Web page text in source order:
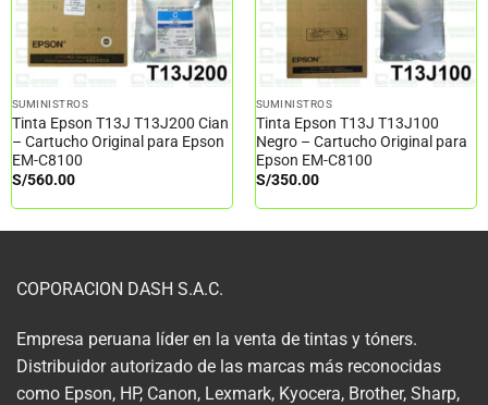
SUMINISTROS
Tinta Epson T13J T13J200 Cian
– Cartucho Original para Epson
EM-C8100
S/560.00
SUMINISTROS
Tinta Epson T13J T13J100
Negro – Cartucho Original para
Epson EM-C8100
S/350.00
COPORACION DASH S.A.C.
Empresa peruana líder en la venta de tintas y tóners.
Distribuidor autorizado de las marcas más reconocidas
como Epson, HP, Canon, Lexmark, Kyocera, Brother, Sharp,